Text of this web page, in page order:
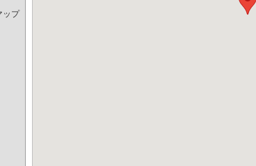
ップ